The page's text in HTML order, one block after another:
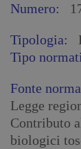
Numero:
Tipologia:
Tipo
Fonte
Legge
Contributo
biologici